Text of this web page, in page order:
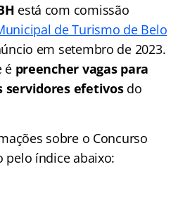
está com comissão
de Turismo de Belo
em setembro de 2023.
é preencher vagas para
servidores efetivosdo
sobre o Concurso
pelo índice abaixo: